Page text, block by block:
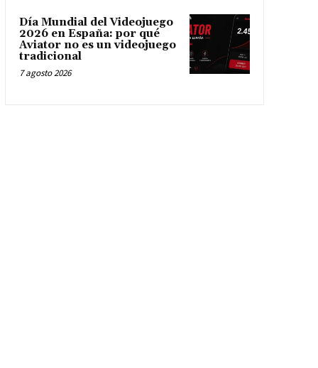
Día Mundial del Videojuego
2026 en España: por qué
Aviator no es un videojuego
tradicional
7 agosto 2026